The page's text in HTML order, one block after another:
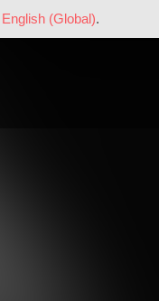
English (Global).